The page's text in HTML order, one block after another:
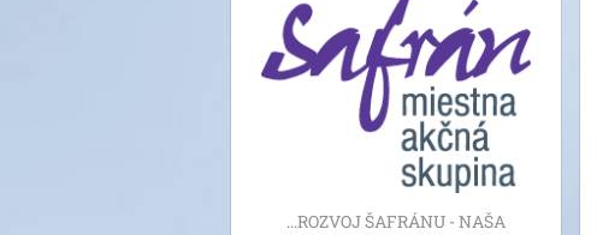
...ROZVOJ ŠAFRÁNU - NAŠA